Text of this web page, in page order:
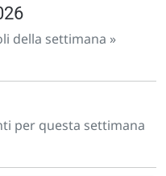
della settimana »
per questa settimana